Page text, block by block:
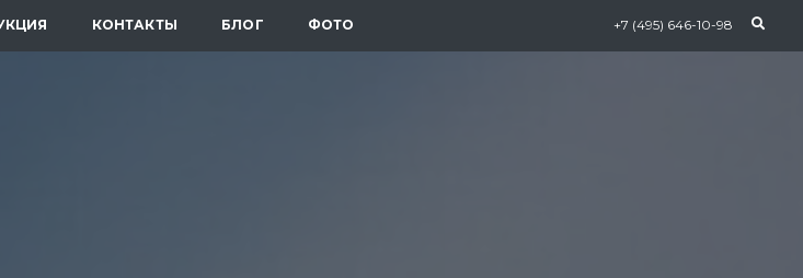
КОНТАКТЫ БЛОГ ФОТО +7 (495) 646-10-98